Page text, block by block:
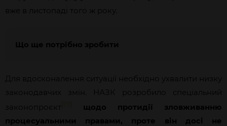
вже в листопаді того ж року.
Що ще потрібно зробити
Для вдосконалення ситуації необхідно ухвалити низку
законодавчих змін. НАЗК розробило спеціальний
законопроєкт
щодо протидії зловживанню
процесуальними правами, проте він досі не